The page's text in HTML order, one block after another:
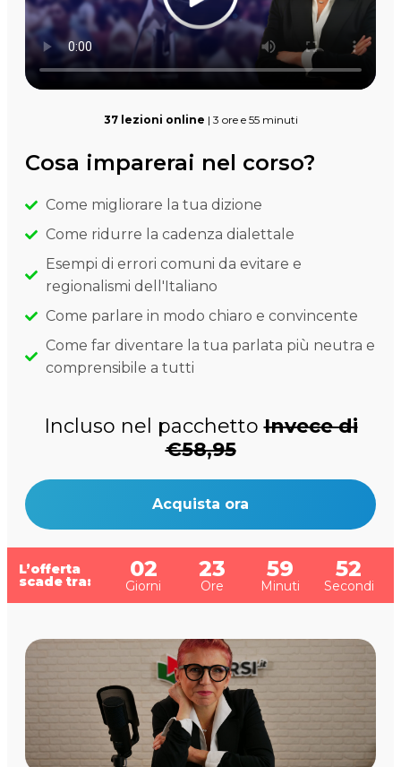
37 lezioni online | 3 ore e 55 minuti
Cosa imparerai nel corso?
Come migliorare la tua dizione
Come ridurre la cadenza dialettale
Esempi di errori comuni da evitare e
regionalismi dell'Italiano
Come parlare in modo chiaro e convincente
Come far diventare la tua parlata più neutra e
comprensibile a tutti
Incluso nel pacchettoInvece di
€58,95
Acquista ora
L’offerta
scade tra: 02
Giorni
23
Ore
59
Minuti
51
Secondi